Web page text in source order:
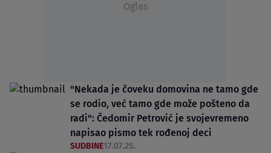
Oglas
"Nekada je čoveku domovina ne tamo gde
se rodio, već tamo gde može pošteno da
radi": Čedomir Petrović je svojevremeno
napisao pismo tek rođenoj deci
SUDBINE17.07.25.